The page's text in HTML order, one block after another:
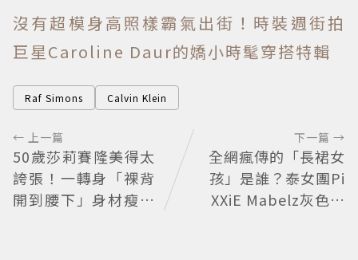
沒有超模身高照樣霸氣出街！時裝週街拍
巨星Caroline Daur的嬌小時髦穿搭特輯
Raf Simons Calvin Klein
← 上一篇
50歲莎莉賽隆美得太
誇張！一轉身「裸背
開到腰下」身材瘦到
下一篇 →
全網瘋傳的「長裙女
孩」是誰？泰女團Pi
XXiE Mabelz灰色長